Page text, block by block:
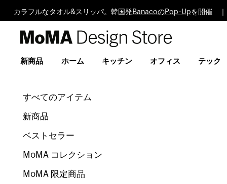
カラフルなタオル&スリッパ。韓国発 BanacoのPop-Upを開催
Design
新商品 ホーム キッチン オフィス テック
すべてのアイテム
新商品
ベストセラー
MoMA コレクション
MoMA 限定商品